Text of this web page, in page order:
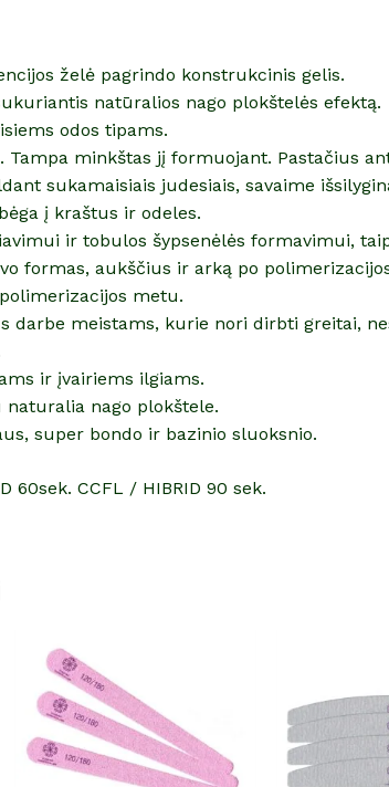
želė pagrindo konstrukcinis gelis.
natūralios nago plokštelės efektą.
odos tipams.
Tampa minkštas jį formuojant. Pastačius
sukamaisiais judesiais, savaime
į kraštus ir odeles.
ir tobulos šypsenėlės formavimui,
formas, aukščius ir arką po
metu.
darbe meistams, kurie nori dirbti greitai,
ir įvairiems ilgiams.
nago plokštele.
super bondo ir bazinio sluoksnio.
60sek. CCFL / HIBRID 90 sek.